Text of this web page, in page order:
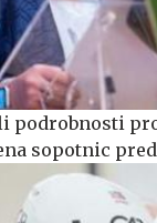
podrobnosti
sopotnic